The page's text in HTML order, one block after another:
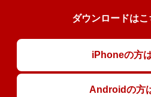
ダウンロードはこ
iPhoneの方
Androidの方